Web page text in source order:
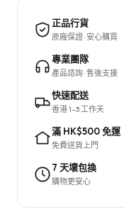
正品行貨
原廠保證 · 安心購買
專業團隊
產品諮詢 · 售後支援
快速配送
香港 1–3 工作天
滿 HK$500 免運
免費送貨上門
7 天壞包換
購物更安心